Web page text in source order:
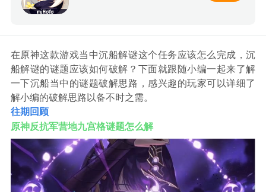
在原神这款游戏当中沉船解谜这个任务应该怎么完成，沉
船解谜的谜题应该如何破解？下面就跟随小编一起来了解
一下沉船当中的谜题破解思路，感兴趣的玩家可以详细了
解小编的破解思路以备不时之需。
往期回顾
原神反抗军营地九宫格谜题怎么解